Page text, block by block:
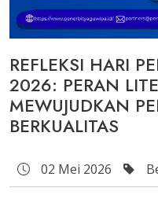
REFLEKSI HARI
2026: PERAN
MEWUJUDKAN
BERKUALITAS
02 Mei 2026